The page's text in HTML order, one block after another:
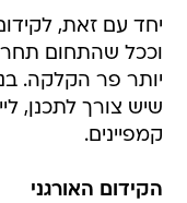
יחד עם זאת,
וככל שהתחום
יותר פר הקלקה.
שיש צורך לתכנן,
קמפיינים.
הקידום האורגני